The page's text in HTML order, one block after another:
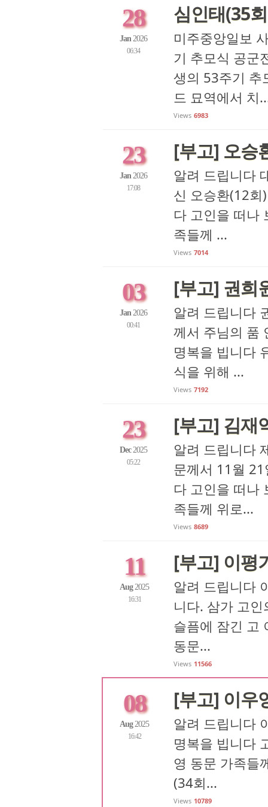
28
Jan 2026
06:34
심인태(35
미주중앙일보
기 추모식 공군
생의 53주기 추
드 묘역에서 치
Views 6983
23
Jan 2026
17:08
[부고] 오승
알려 드립니다
신 오승환(12회
다 고인을 떠나
족들께 ...
Views 7014
03
Jan 2026
00:41
[부고] 권희
알려 드립니다
께서 주님의 품
명복을 빕니다
식을 위해 ...
Views 7192
23
Dec 2025
05:22
[부고] 김재
알려 드립니다
문께서 11월
다 고인을 떠나
족들께 위로...
Views 8689
11
Aug 2025
16:31
[부고] 이평
알려 드립니다
니다. 삼가 고
슬픔에 잠긴 고
동문...
Views 11566
08
Aug 2025
16:42
[부고] 이우
알려 드립니다
명복을 빕니다
영 동문 가족들
(34회...
Views 10789